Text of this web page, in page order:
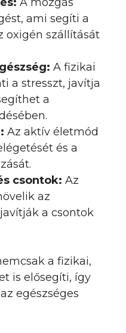
ami segíti a
oxigén szállítását
A fizikai
a stresszt, javítja
a
Az aktív életmód
és a
csontok: Az
az
a csontok
a fizikai,
is elősegíti, így
egészséges